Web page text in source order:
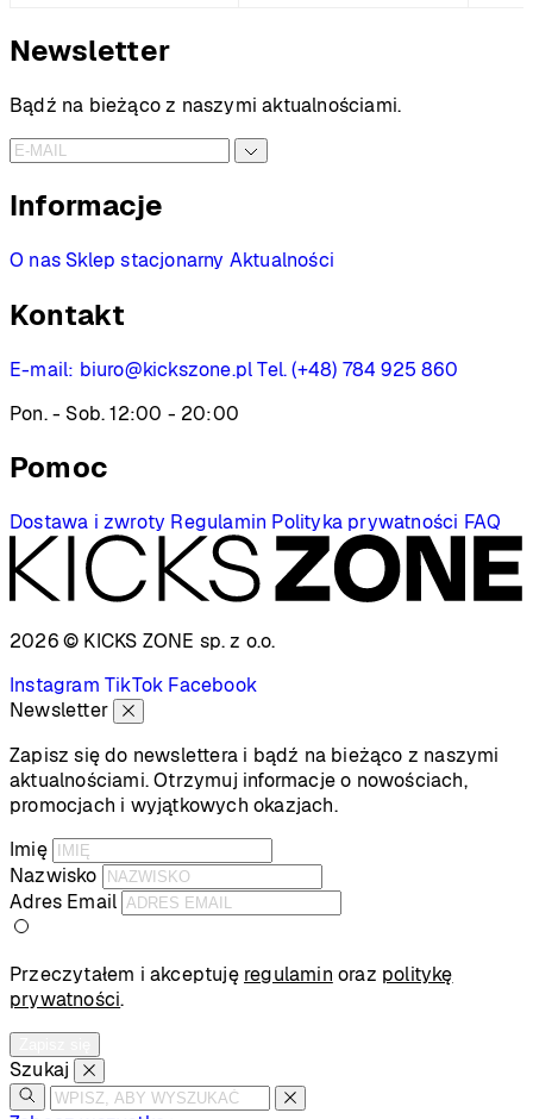
Newsletter
Bądź na bieżąco z naszymi aktualnościami.
Informacje
O nas Sklep stacjonarny Aktualności
Kontakt
E-mail: biuro@kickszone.pl Tel. (+48) 784 925 860
Pon. - Sob. 12:00 - 20:00
Pomoc
Dostawa i zwroty Regulamin Polityka prywatności FAQ
2026 © KICKS ZONE sp. z o.o.
Instagram TikTok Facebook
Newsletter
Zapisz się do newslettera i bądź na bieżąco z naszymi
aktualnościami. Otrzymuj informacje o nowościach,
promocjach i wyjątkowych okazjach.
Imię
Nazwisko
Adres Email
Przeczytałem i akceptuję regulamin oraz politykę
prywatności.
Szukaj